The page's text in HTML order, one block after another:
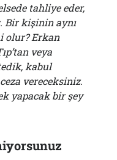
tahliye eder,
Bir kişinin aynı
olur? Erkan
veya
kabul
vereceksiniz.
yapacak bir şey